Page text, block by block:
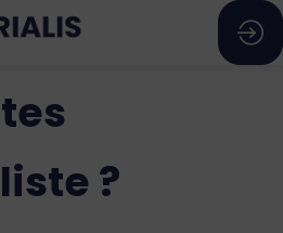
?